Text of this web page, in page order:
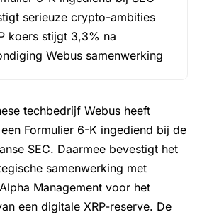
serieuze crypto-ambities
koers stijgt 3,3% na
Webus samenwerking
techbedrijf Webus heeft
Formulier 6-K ingediend bij de
SEC. Daarmee bevestigt het
samenwerking met
Management voor het
een digitale XRP-reserve. De